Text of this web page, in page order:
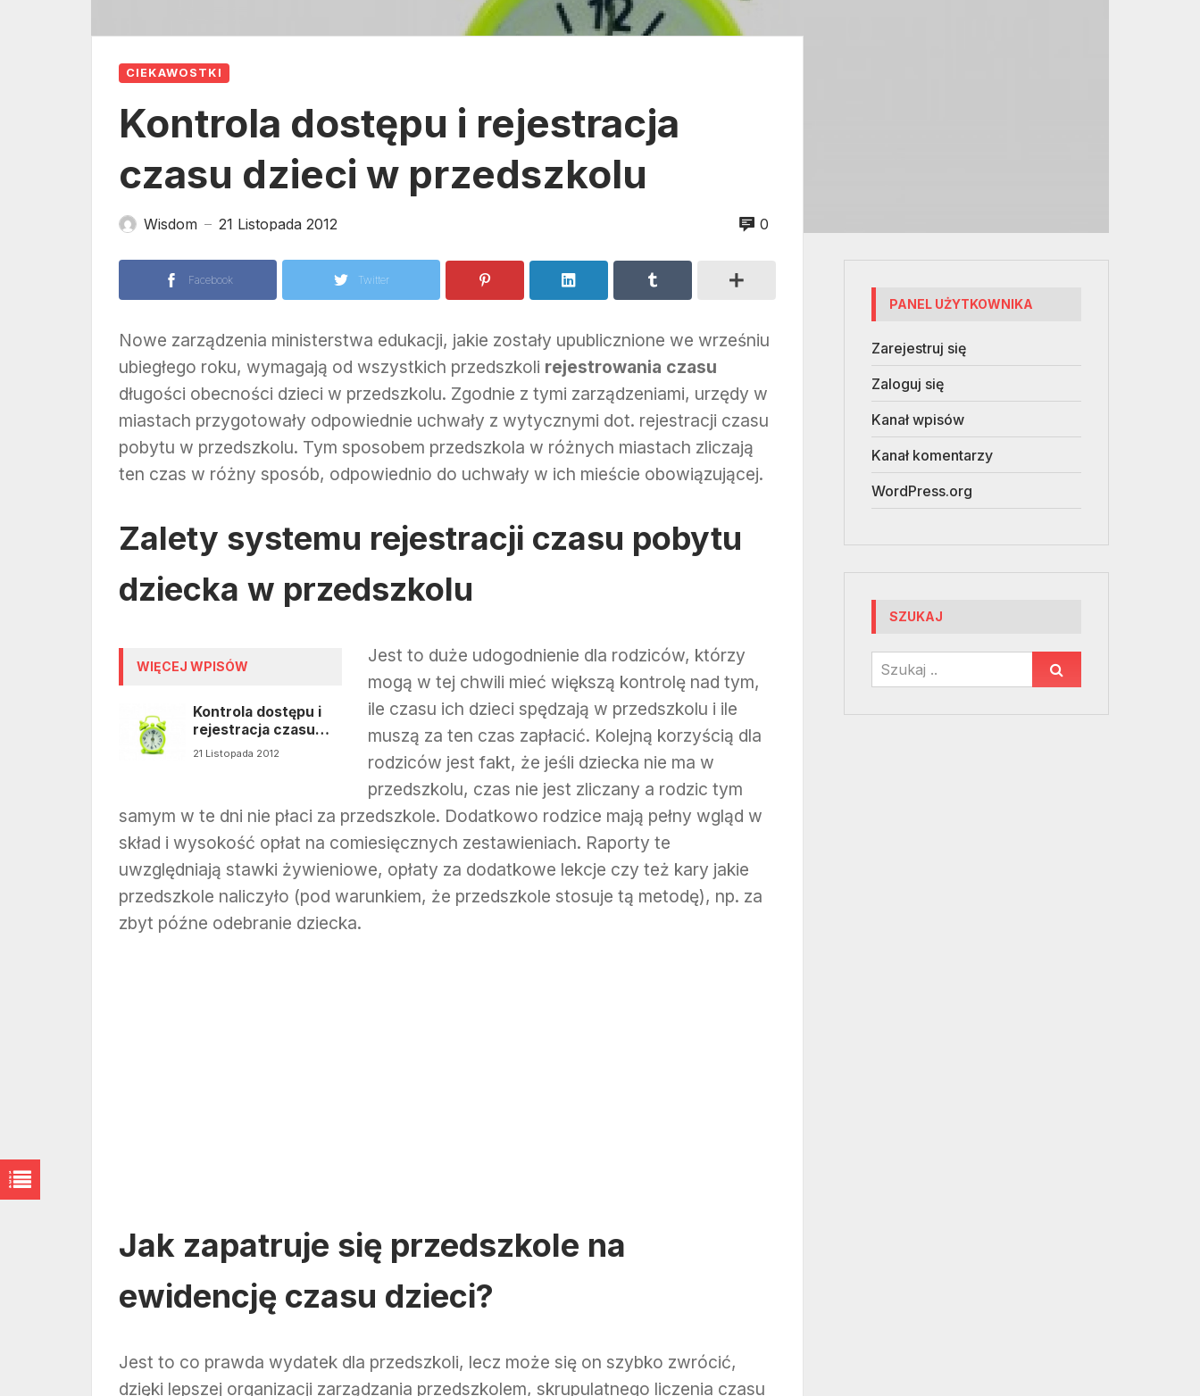
CIEKAWOSTKI
Kontrola dostępu i rejestracja
czasu dzieci w przedszkolu
Wisdom — 21 Listopada 2012 0
Facebook Twitter
Nowe zarządzenia ministerstwa edukacji, jakie zostały upublicznione we wrześniu
ubiegłego roku, wymagają od wszystkich przedszkoli rejestrowania czasu
długości obecności dzieci w przedszkolu. Zgodnie z tymi zarządzeniami, urzędy w
miastach przygotowały odpowiednie uchwały z wytycznymi dot. rejestracji czasu
pobytu w przedszkolu. Tym sposobem przedszkola w różnych miastach zliczają
ten czas w różny sposób, odpowiednio do uchwały w ich mieście obowiązującej.
Zalety systemu rejestracji czasu pobytu
dziecka w przedszkolu
WIĘCEJ WPISÓW
Kontrola dostępu i
rejestracja czasu
dzieci w przedszkolu
21 Listopada 2012
Jest to duże udogodnienie dla rodziców, którzy
mogą w tej chwili mieć większą kontrolę nad tym,
ile czasu ich dzieci spędzają w przedszkolu i ile
muszą za ten czas zapłacić. Kolejną korzyścią dla
rodziców jest fakt, że jeśli dziecka nie ma w
przedszkolu, czas nie jest zliczany a rodzic tym
samym w te dni nie płaci za przedszkole. Dodatkowo rodzice mają pełny wgląd w
skład i wysokość opłat na comiesięcznych zestawieniach. Raporty te
uwzględniają stawki żywieniowe, opłaty za dodatkowe lekcje czy też kary jakie
przedszkole naliczyło (pod warunkiem, że przedszkole stosuje tą metodę), np. za
zbyt późne odebranie dziecka.
Jak zapatruje się przedszkole na
ewidencję czasu dzieci?
Jest to co prawda wydatek dla przedszkoli, lecz może się on szybko zwrócić,
dzięki lepszej organizacji zarządzania przedszkolem, skrupulatnego liczenia czasu
PANEL UŻYTKOWNIKA
Zarejestruj się
Zaloguj się
Kanał wpisów
Kanał komentarzy
WordPress.org
SZUKAJ